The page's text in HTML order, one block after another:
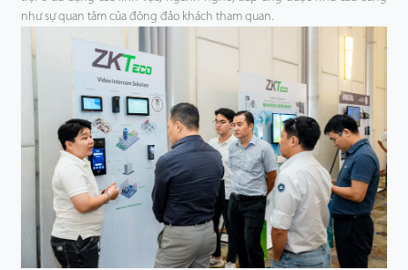
như sự quan tâm của đông đảo khách tham quan.